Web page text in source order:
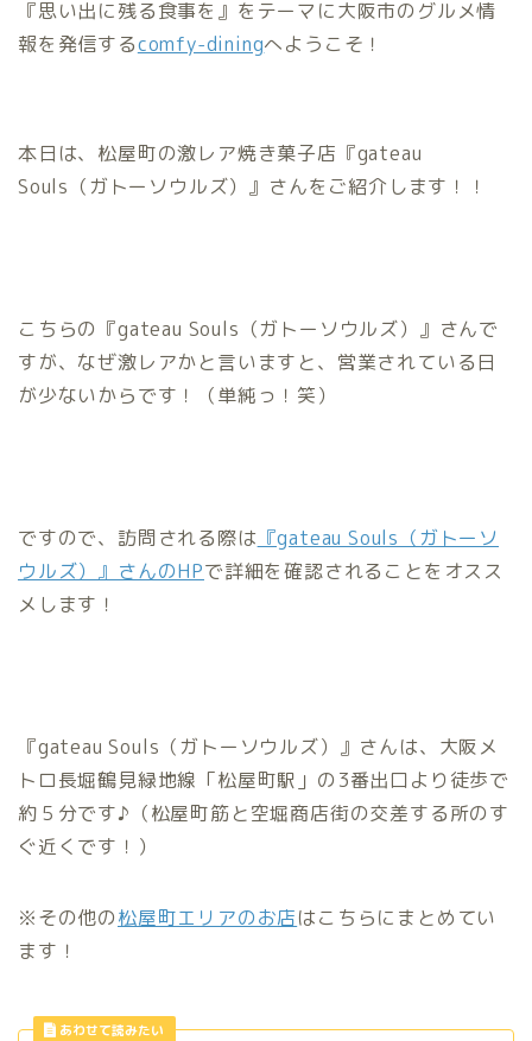
『思い出に残る食事を』をテーマに大阪市のグルメ情
報を発信するcomfy-diningへようこそ！
本日は、松屋町の激レア焼き菓子店『gateau
Souls（ガトーソウルズ）』さんをご紹介します！！
こちらの『gateau Souls（ガトーソウルズ）』さんで
すが、なぜ激レアかと言いますと、営業されている日
が少ないからです！（単純っ！笑）
ですので、訪問される際は 『gateau Souls（ガトーソ
ウルズ）』さんのHPで詳細を確認されることをオスス
メします！
『gateau Souls（ガトーソウルズ）』さんは、大阪メ
トロ長堀鶴見緑地線「松屋町駅」の3番出口より徒歩で
約５分です♪（松屋町筋と空堀商店街の交差する所のす
ぐ近くです！）
※その他の松屋町エリアのお店はこちらにまとめてい
ます！